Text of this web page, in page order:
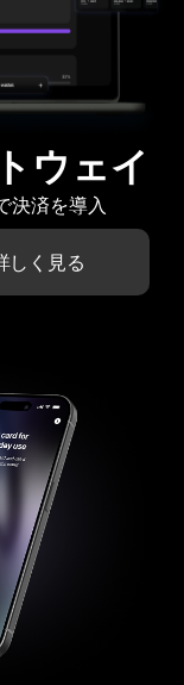
ウェイ
決済を導入
しく見る